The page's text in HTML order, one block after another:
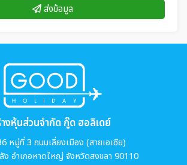
ส่งข้อมูล
งหุ้นส่วนจำกัด กู๊ด ฮอลิเดย์
หมู่ที่ 3 ถนนเลี่ยงเมือง (สายเอเซีย)
ง อำเภอหาดใหญ่ จังหวัดสงขลา 90110